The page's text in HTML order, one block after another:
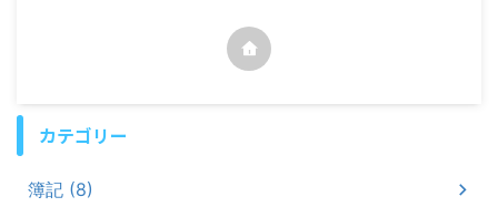
カテゴリー
簿記 (8)